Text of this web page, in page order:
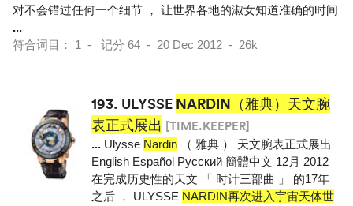
对不会错过任何一个细节 ， 让世界各地的淑女知道准确的时间
...
符合词目： 1 - 记分 64 - 20 Dec 2012 - 26k
193. ULYSSE NARDIN（雅典）天文腕
表正式展出 [TIME.KEEPER]
... Ulysse Nardin （ 雅典 ） 天文腕表正式展出
English Español Pусский 簡體中文 12月 2012
在完成历史性的天文 「 时计三部曲 」 的17年
之后 ， ULYSSE NARDIN再次进入宇宙天体世